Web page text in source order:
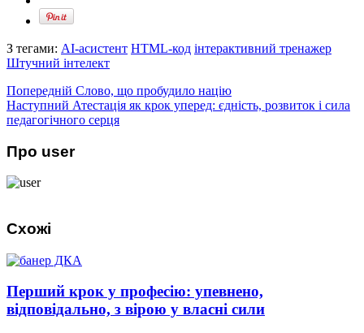
З тегами: AI-асистент HTML-код інтерактивний тренажер
Штучний інтелект
Попередній Слово, що пробудило націю
Наступний Атестація як крок уперед: єдність, розвиток і сила
педагогічного серця
Про user
Схожі
Перший крок у професію: упевнено,
відповідально, з вірою у власні сили